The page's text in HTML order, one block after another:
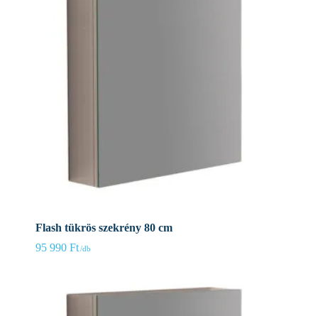
Flash tükrös szekrény 80 cm
95 990 Ft